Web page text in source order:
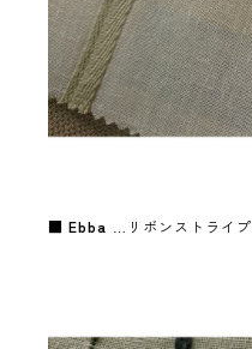
■Ebba …リボンストライ